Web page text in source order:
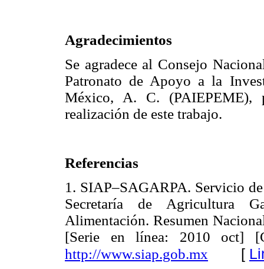
Agradecimientos
Se agradece al Consejo
Patronato de Apoyo a la
México, A. C. (PAIEPEME),
realización de este trabajo.
Referencias
1. SIAP–SAGARPA. Servicio
Secretaría de Agricultura
Alimentación. Resumen
[Serie en línea: 2010 oct]
http://www.siap.gob.mx [